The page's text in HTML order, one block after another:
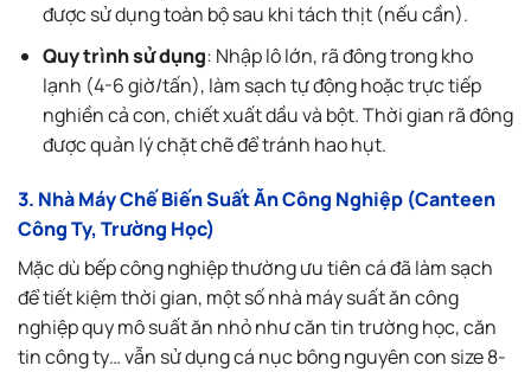
được sử dụng toàn bộ sau khi tách thịt (nếu cần).
Quy trình sử dụng: Nhập lô lớn, rã đông trong kho
lạnh (4-6 giờ/tấn), làm sạch tự động hoặc trực tiếp
nghiền cả con, chiết xuất dầu và bột. Thời gian rã đông
được quản lý chặt chẽ để tránh hao hụt.
3. Nhà Máy Chế Biến Suất Ăn Công Nghiệp (Canteen
Công Ty, Trường Học)
Mặc dù bếp công nghiệp thường ưu tiên cá đã làm sạch
để tiết kiệm thời gian, một số nhà máy suất ăn công
nghiệp quy mô suất ăn nhỏ như căn tin trường học, căn
tin công ty… vẫn sử dụng cá nục bông nguyên con size 8-